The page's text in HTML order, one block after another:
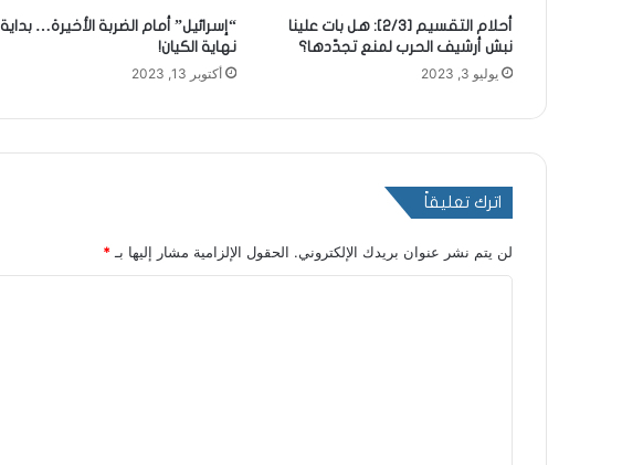
أحلام التقسيم [2/3]: هل بات علينا
نبش أرشيف الحرب لمنع تجدّدها؟
يوليو 3, 2023
“إسرائيل” أمام الضربة الأخيرة… بداية
نهاية الكيان!
أكتوبر 13, 2023
اترك تعليقاً
لن يتم نشر عنوان بريدك الإلكتروني. الحقول الإلزامية مشار إليها بـ *